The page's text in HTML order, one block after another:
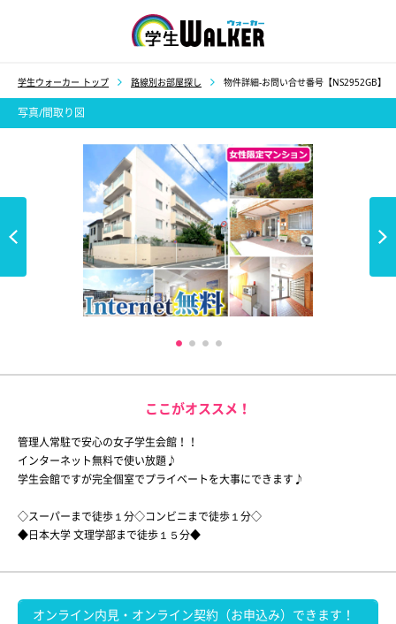
学生ウォーカー トップ 路線別お部屋探し 物件詳細-お問い合せ番号【NS2952GB】
写真/間取り図
ここがオススメ！
管理人常駐で安心の女子学生会館！！
インターネット無料で使い放題♪
学生会館ですが完全個室でプライベートを大事にできます♪
◇スーパーまで徒歩１分◇コンビニまで徒歩１分◇
◆日本大学 文理学部まで徒歩１５分◆
オンライン内見・オンライン契約（お申込み）できます！